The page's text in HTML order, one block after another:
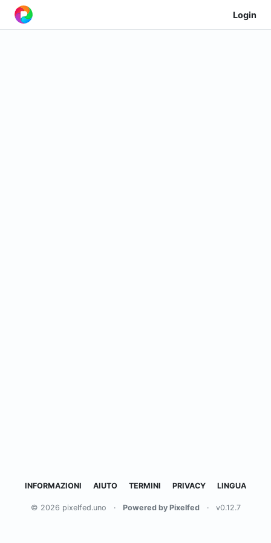
Login
INFORMAZIONI AIUTO TERMINI PRIVACY LINGUA
© 2026 pixelfed.uno · Powered by Pixelfed · v0.12.7